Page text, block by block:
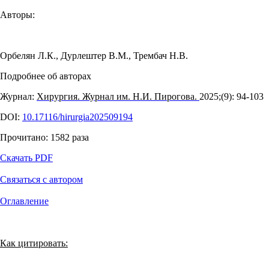
Авторы:
Орбелян Л.К., Дурлештер В.М., Трембач Н.В.
Подробнее об авторах
Журнал: Хирургия. Журнал им. Н.И. Пирогова. 2025;(9): 94‑103
DOI: 10.17116/hirurgia202509194
Прочитано: 1582 раза
Скачать PDF
Связаться с автором
Оглавление
Как цитировать: